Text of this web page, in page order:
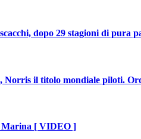
dopo 29 stagioni di pura
il titolo mondiale piloti.
Marina [ VIDEO ]